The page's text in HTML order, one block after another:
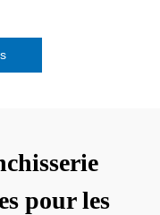
pour les